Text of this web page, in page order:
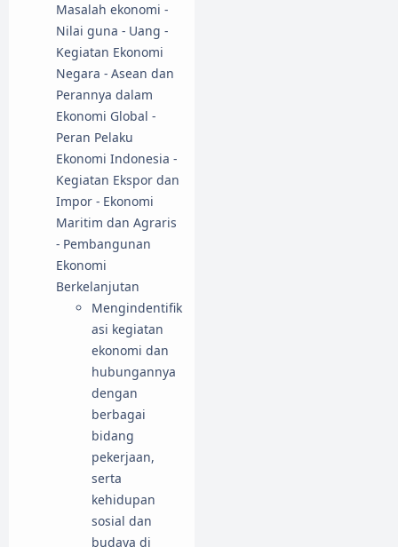
Masalah ekonomi -
Nilai guna - Uang -
Kegiatan Ekonomi
Negara - Asean dan
Perannya dalam
Ekonomi Global -
Peran Pelaku
Ekonomi Indonesia -
Kegiatan Ekspor dan
Impor - Ekonomi
Maritim dan Agraris
- Pembangunan
Ekonomi
Berkelanjutan
Mengindentifik
asi kegiatan
ekonomi dan
hubungannya
dengan
berbagai
bidang
pekerjaan,
serta
kehidupan
sosial dan
budaya di